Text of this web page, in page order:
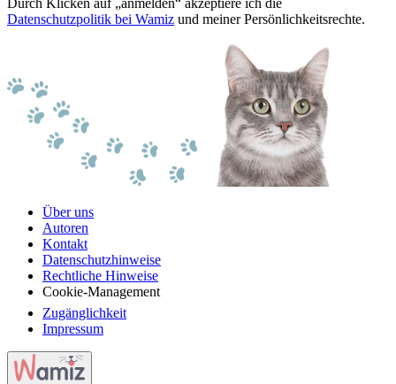
Durch Klicken auf „anmelden“ akzeptiere ich die
Datenschutzpolitik bei Wamiz und meiner Persönlichkeitsrechte.
Über uns
Autoren
Kontakt
Datenschutzhinweise
Rechtliche Hinweise
Cookie-Management
Zugänglichkeit
Impressum